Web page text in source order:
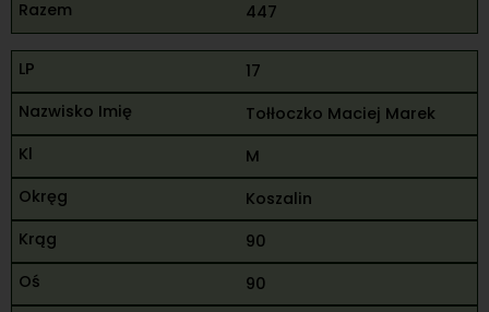
447
17
Tołłoczko Maciej Marek
M
Koszalin
90
90